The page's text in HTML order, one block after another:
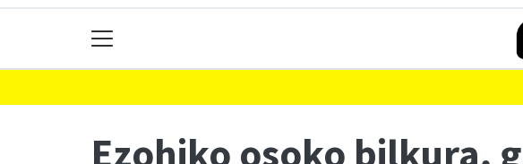
Ezohiko osoko bilkura,